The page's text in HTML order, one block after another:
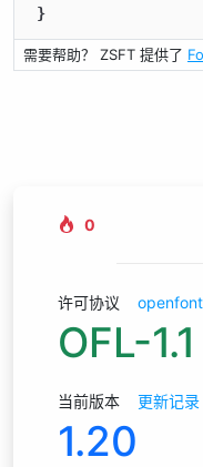
}
需要帮助？ ZSFT 提供了
0
许可协议
OFL-1.1
当前版本 更新记录
1.20